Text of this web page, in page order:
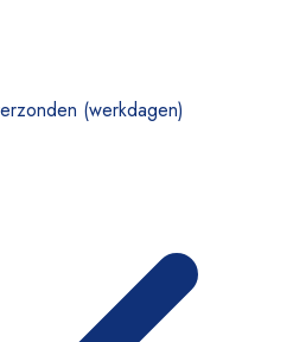
(werkdagen)